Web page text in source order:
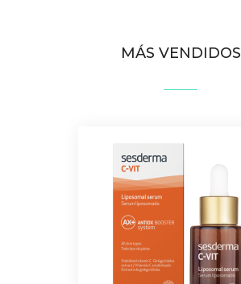
MÁS VENDIDOS